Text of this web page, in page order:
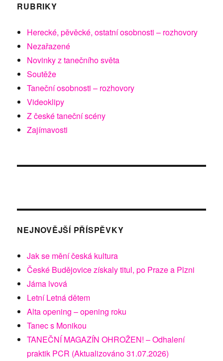
RUBRIKY
Herecké, pěvěcké, ostatní osobnosti – rozhovory
Nezařazené
Novinky z tanečního světa
Soutěže
Taneční osobnosti – rozhovory
Videoklipy
Z české taneční scény
Zajímavosti
NEJNOVĚJŠÍ PŘÍSPĚVKY
Jak se mění česká kultura
České Budějovice získaly titul, po Praze a Plzni
Jáma lvová
Letní Letná dětem
Alta opening – opening roku
Tanec s Monikou
TANEČNÍ MAGAZÍN OHROŽEN! – Odhalení
praktik PCR (Aktualizováno 31.07.2026)